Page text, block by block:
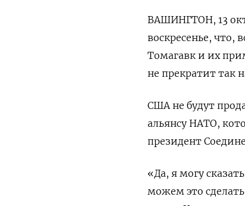
ВАШИНГТОН, 13
воскресенье, что,
Томагавк и их
не прекратит так
США не будут
альянсу НАТО,
президент
«Да, я могу
можем это